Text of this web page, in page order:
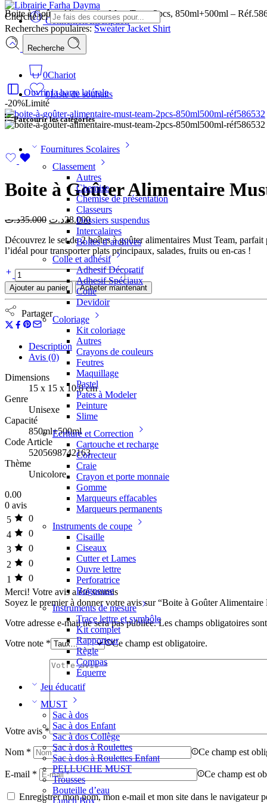
Connexion/Inscription
Cherche ici
Recherches populaires:SweaterJacket Shirt
Recherche
0Chariot
0Liste de souhaits
Parcourir les catégories
Fournitures Scolaires
Classement
Autres
Chemise
Chemise de présentation
Classeurs
Dossiers suspendus
Intercalaires
Boites d’archives
Colle et adhésif
Adhesif Décoratif
Adhesif Spéciaux
Colle
Devidoir
Coloriage
Kit coloriage
Autres
Crayons de couleurs
Feutres
Maquillage
Pastel
Pates à Modeler
Peinture
Slime
Ecriture et Correction
Cartouche et recharge
Correcteur
Craie
Crayon et porte monnaie
Gomme
Marqueurs effacables
Marqueurs permanents
Instruments de coupe
Cisaille
Ciseaux
Cutter et Lames
Ouvre lettre
Perforatrice
Rogneuse
Instruments de mesure
Trace lettre et symbôle
Kit complet
Rapporteur
Règle
Compas
Équerre
Jeu éducatif
MUST
Sac à dos
Sac à dos Enfant
Sac à dos Collège
Sac à dos à Roulettes
Sac à dos à Roulettes Enfant
PELLUCHE MUST
Trousses
Bouteille d’eau
Boite à Goûter Alimentaire Must Team 2pcs, 850ml+500ml –
Ouvrir la barre latérale
-20%Limité
Boite à Goûter Alimentaire
35.000د.ت 28.000د.ت
Découvrez le set de 2 boîtes à goûter alimentaires Must Team,
l’idéal pour transporter plats principaux, salades, fruits ou en-cas !
Ajouter au panier Acheter maintenant
Partager
Description
Avis (0)
Dimensions
15 x 15 x 10.8 cm
Genre
Unisexe
Capacité
850ml+500ml
Code Article
5205698742163
Thème
Unicolore
0.00
0 avis
5
0
4
0
3
0
2
0
1
0
Merci! Votre avis a été soumis
Soyez le premier à donner votre avis sur “Boite à Goûter
Votre adresse e-mail ne sera pas publiée. Les champs obligatoires
Votre note * Ce champ est obligatoire.
Votre avis*
Nom * Ce champ est
E-mail * Ce champ est
Enregistrer mon nom, mon e-mail et mon site dans le navigateur